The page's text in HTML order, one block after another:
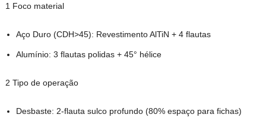
1 Foco material
Aço Duro (CDH>45): Revestimento AlTiN + 4 flautas
Alumínio: 3 flautas polidas + 45° hélice
2 Tipo de operação
Desbaste: 2-flauta sulco profundo (80% espaço para fichas)